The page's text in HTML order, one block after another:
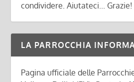
condividere. Aiutateci... Grazie!
LA PARROCCHIA
Pagina ufficiale delle